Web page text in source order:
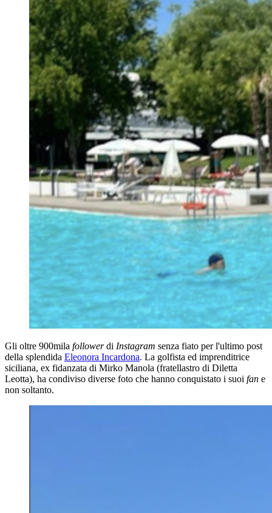
Gli oltre 900mila followerdi Instagram senza fiato per l'ultimo post
della splendida Eleonora Incardona. La golfista ed imprenditrice
siciliana, ex fidanzata di Mirko Manola (fratellastro di Diletta
Leotta), ha condiviso diverse foto che hanno conquistato i suoi fan e
non soltanto.